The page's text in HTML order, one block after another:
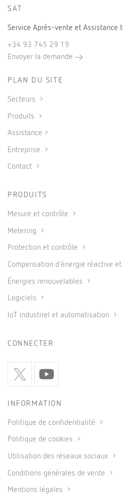
SAT
Service Après-vente et Assistance
+34 93 745 29 19
Envoyer la demande
PLAN DU SITE
Secteurs
Produits
Assistance
Entreprise
Contact
PRODUITS
Mesure et contrôle
Metering
Protection et contrôle
Compensation d’énergie réactive
Énergies renouvelables
Logiciels
IoT industriel et automatisation
CONNECTER
INFORMATION
Politique de confidentialité
Politique de cookies
Utilisation des réseaux sociaux
Conditions générales de vente
Mentions légales